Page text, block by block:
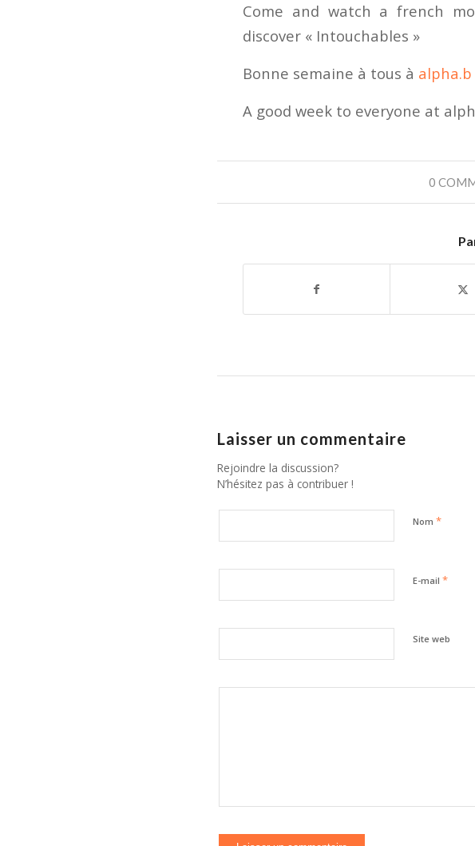
Come and watch a french
discover « Intouchables »
Bonne semaine à tous à alpha.b
A good week to everyone at
0
Laisser un commentaire
Rejoindre la discussion?
N’hésitez pas à contribuer !
Nom *
E-mail *
Site web